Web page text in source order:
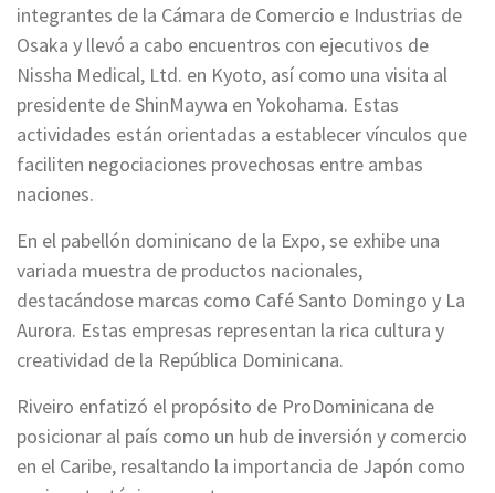
integrantes de la Cámara de Comercio e Industrias de
Osaka y llevó a cabo encuentros con ejecutivos de
Nissha Medical, Ltd. en Kyoto, así como una visita al
presidente de ShinMaywa en Yokohama. Estas
actividades están orientadas a establecer vínculos que
faciliten negociaciones provechosas entre ambas
naciones.
En el pabellón dominicano de la Expo, se exhibe una
variada muestra de productos nacionales,
destacándose marcas como Café Santo Domingo y La
Aurora. Estas empresas representan la rica cultura y
creatividad de la República Dominicana.
Riveiro enfatizó el propósito de ProDominicana de
posicionar al país como un hub de inversión y comercio
en el Caribe, resaltando la importancia de Japón como